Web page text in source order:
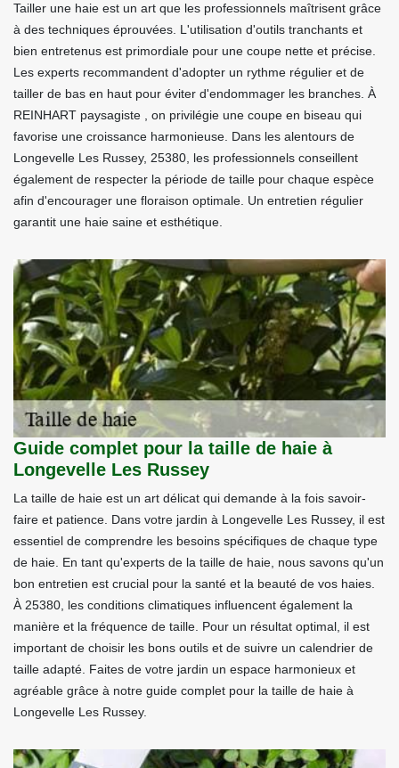
Tailler une haie est un art que les professionnels maîtrisent grâce
à des techniques éprouvées. L'utilisation d'outils tranchants et
bien entretenus est primordiale pour une coupe nette et précise.
Les experts recommandent d'adopter un rythme régulier et de
tailler de bas en haut pour éviter d'endommager les branches. À
REINHART paysagiste , on privilégie une coupe en biseau qui
favorise une croissance harmonieuse. Dans les alentours de
Longevelle Les Russey, 25380, les professionnels conseillent
également de respecter la période de taille pour chaque espèce
afin d'encourager une floraison optimale. Un entretien régulier
garantit une haie saine et esthétique.
Guide complet pour la taille de haie à
Longevelle Les Russey
La taille de haie est un art délicat qui demande à la fois savoir-
faire et patience. Dans votre jardin à Longevelle Les Russey, il est
essentiel de comprendre les besoins spécifiques de chaque type
de haie. En tant qu'experts de la taille de haie, nous savons qu'un
bon entretien est crucial pour la santé et la beauté de vos haies.
À 25380, les conditions climatiques influencent également la
manière et la fréquence de taille. Pour un résultat optimal, il est
important de choisir les bons outils et de suivre un calendrier de
taille adapté. Faites de votre jardin un espace harmonieux et
agréable grâce à notre guide complet pour la taille de haie à
Longevelle Les Russey.